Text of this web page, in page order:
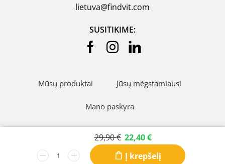
lietuva@findvit.com
SUSITIKIME:
Mūsų produktai Jūsų mėgstamiausi
Mano paskyra
Pristatymas, grąžinimas
Pirkimo informacija Įmonėms
29,90€ 22,40€
Į krepšelį